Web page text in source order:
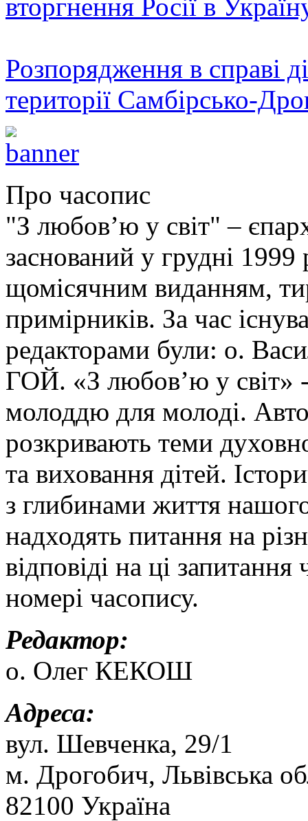
вторгнення Росії в
Розпорядження в справі
території Самбірсько-
Про часопис
"З любов’ю у світ" –
заснований у грудні
щомісячним виданням,
примірників. За час
редакторами були: о.
ГОЙ. «З любов’ю у світ»
молоддю для молоді.
розкривають теми
та виховання дітей.
з глибинами життя
надходять питання на
відповіді на ці
номері часопису.
Редактор:
о. Олег КЕКОШ
Адреса:
вул. Шевченка, 29/1
м. Дрогобич, Львівська
82100 Україна